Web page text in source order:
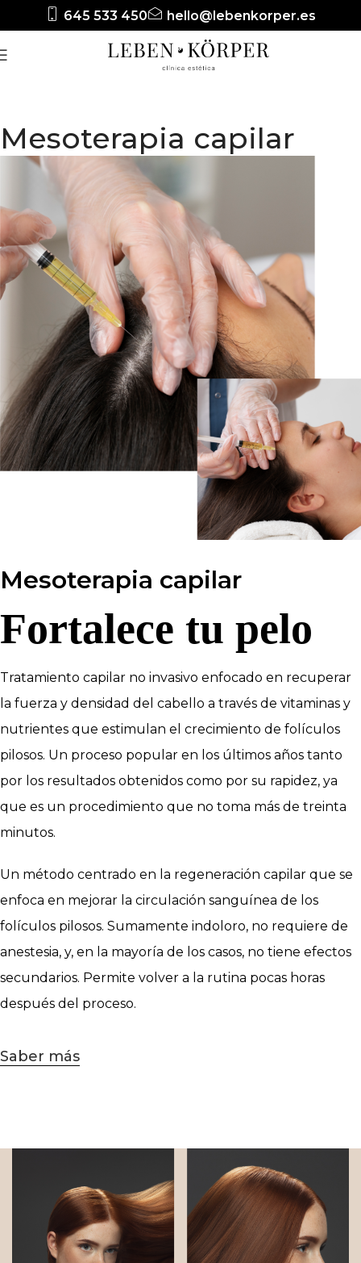
645 533 450 hello@lebenkorper.es
Mesoterapia capilar
Mesoterapia capilar
Fortalece tu pelo
Tratamiento capilar no invasivo enfocado en recuperar
la fuerza y densidad del cabello a través de vitaminas y
nutrientes que estimulan el crecimiento de folículos
pilosos. Un proceso popular en los últimos años tanto
por los resultados obtenidos como por su rapidez, ya
que es un procedimiento que no toma más de treinta
minutos.
Un método centrado en la regeneración capilar que se
enfoca en mejorar la circulación sanguínea de los
folículos pilosos. Sumamente indoloro, no requiere de
anestesia, y, en la mayoría de los casos, no tiene efectos
secundarios. Permite volver a la rutina pocas horas
después del proceso.
Saber más